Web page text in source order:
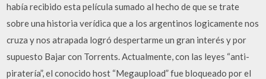
había recibido esta película sumado al hecho de que se trate
sobre una historia verídica que a los argentinos logicamente nos
cruza y nos atrapada logró despertarme un gran interés y por
supuesto Bajar con Torrents. Actualmente, con las leyes “anti-
piratería”, el conocido host “Megaupload” fue bloqueado por el